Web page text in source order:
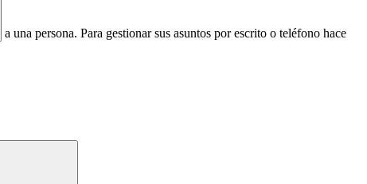
a una persona. Para gestionar sus asuntos por escrito o teléfono hace